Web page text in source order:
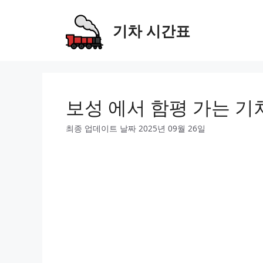
기차 시간표
보성 에서 함평 가는 기
최종 업데이트 날짜 2025년 09월 26일